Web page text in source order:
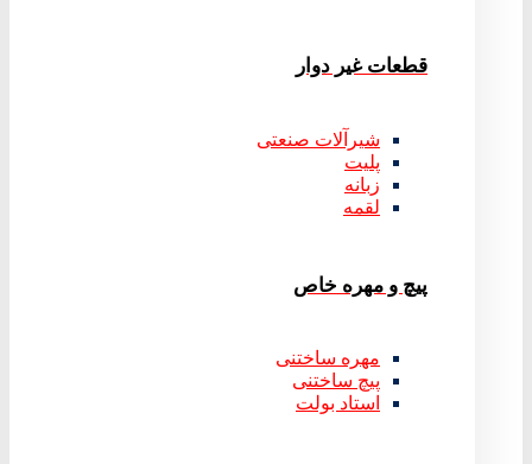
قطعات غیر دوار
شیرآلات صنعتی
پلیت
زبانه
لقمه
پیچ و مهره خاص
مهره ساختنی
پیچ ساختنی
استاد بولت